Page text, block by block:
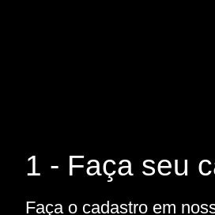
1 - Faça seu
Faça o cadastro em